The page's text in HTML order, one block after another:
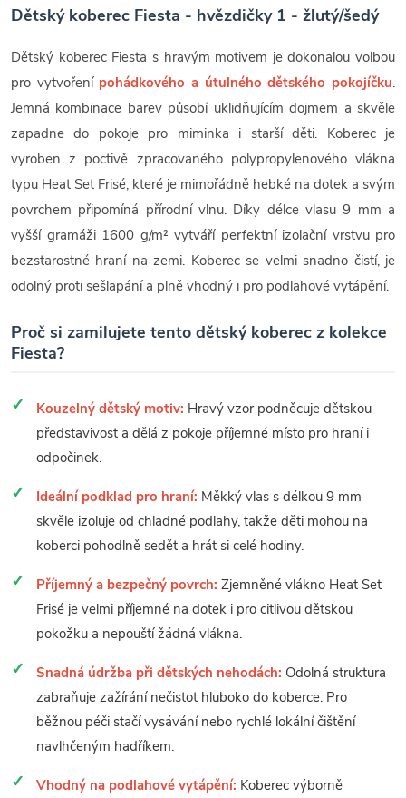
Dětský koberec Fiesta - hvězdičky 1 - žlutý/šedý
Dětský koberec Fiesta s hravým motivem je dokonalou volbou
pro vytvoření pohádkového a útulného dětského pokojíčku.
Jemná kombinace barev působí uklidňujícím dojmem a skvěle
zapadne do pokoje pro miminka i starší děti. Koberec je
vyroben z poctivě zpracovaného polypropylenového vlákna
typu Heat Set Frisé, které je mimořádně hebké na dotek a svým
povrchem připomíná přírodní vlnu. Díky délce vlasu 9 mm a
vyšší gramáži 1600 g/m² vytváří perfektní izolační vrstvu pro
bezstarostné hraní na zemi. Koberec se velmi snadno čistí, je
odolný proti sešlapání a plně vhodný i pro podlahové vytápění.
Proč si zamilujete tento dětský koberec z kolekce
Fiesta?
Kouzelný dětský motiv: Hravý vzor podněcuje dětskou
představivost a dělá z pokoje příjemné místo pro hraní i
odpočinek.
Ideální podklad pro hraní: Měkký vlas s délkou 9 mm
skvěle izoluje od chladné podlahy, takže děti mohou na
koberci pohodlně sedět a hrát si celé hodiny.
Příjemný a bezpečný povrch: Zjemněné vlákno Heat Set
Frisé je velmi příjemné na dotek i pro citlivou dětskou
pokožku a nepouští žádná vlákna.
Snadná údržba při dětských nehodách: Odolná struktura
zabraňuje zažírání nečistot hluboko do koberce. Pro
běžnou péči stačí vysávání nebo rychlé lokální čištění
navlhčeným hadříkem.
Vhodný na podlahové vytápění: Koberec výborně